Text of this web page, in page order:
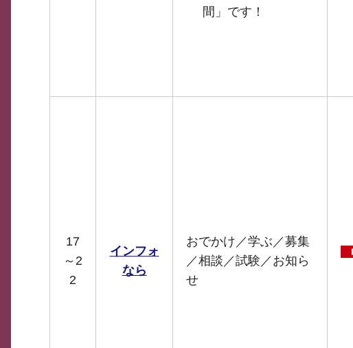
間」です！
17
～2
2
インフォ
なら
おでかけ／学ぶ／募集
／相談／試験／お知ら
せ